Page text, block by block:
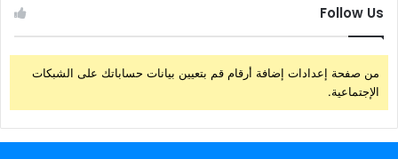
Follow Us
من صفحة إعدادات إضافة أرقام قم بتعيين بيانات حساباتك على الشبكات
الإجتماعية.